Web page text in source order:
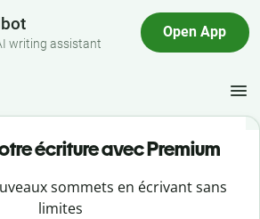
writing assistant
Open App
écriture avec Premium
sommets en écrivant sans
limites